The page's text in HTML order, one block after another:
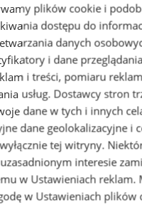
plików cookie i
dostępu do
danych
i dane
i treści, pomiaru
usług. Dostawcy stron
dane w tych i innych
dane geolokalizacyjne i
tej witryny.
interesie
w Ustawieniach reklam.
w Ustawieniach plików